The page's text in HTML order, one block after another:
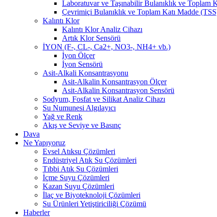
Laboratuvar ve Taşınabilir Bulanıklık ve Toplam
Çevrimiçi Bulanıklık ve Toplam Katı Madde
Kalıntı Klor
Kalıntı Klor Analiz Cihazı
Artık Klor Sensörü
İYON (F-, CL-, Ca2+, NO3-, NH4+ vb.)
İyon Ölçer
İyon Sensörü
Asit-Alkali Konsantrasyonu
Asit-Alkalin Konsantrasyon Ölçer
Asit-Alkalin Konsantrasyon Sensörü
Sodyum, Fosfat ve Silikat Analiz Cihazı
Su Numunesi Algılayıcı
Yağ ve Renk
Akış ve Seviye ve Basınç
Dava
Ne Yapıyoruz
Evsel Atıksu Çözümleri
Endüstriyel Atık Su Çözümleri
Tıbbi Atık Su Çözümleri
İçme Suyu Çözümleri
Kazan Suyu Çözümleri
İlaç ve Biyoteknoloji Çözümleri
Su Ürünleri Yetiştiriciliği Çözümü
Haberler